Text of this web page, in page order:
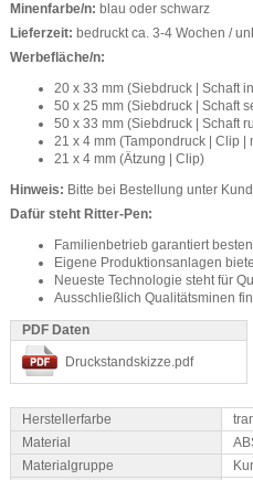
Minenfarbe/n: blau oder schwarz
Lieferzeit: bedruckt ca. 3-4 Wochen /
Werbefläche/n:
20 x 33 mm (Siebdruck | Schaft
50 x 25 mm (Siebdruck | Schaft
50 x 33 mm (Siebdruck | Schaft
21 x 4 mm (Tampondruck | Clip |
21 x 4 mm (Ätzung | Clip)
Hinweis: Bitte bei Bestellung unter
Dafür steht Ritter-Pen:
Familienbetrieb garantiert
Eigene Produktionsanlagen
Neueste Technologie steht für
Ausschließlich Qualitätsminen
PDF Daten
Druckstandskizze.pdf
Herstellerfarbe
Material
Materialgruppe